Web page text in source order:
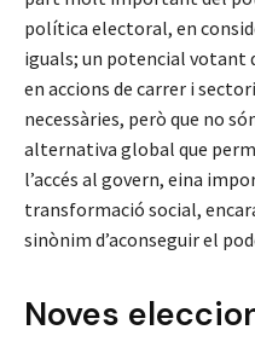
política electoral, en
iguals; un potencial votant
en accions de carrer i
necessàries, però que no
alternativa global que
l’accés al govern, eina
transformació social,
sinònim d’aconseguir el
Noves